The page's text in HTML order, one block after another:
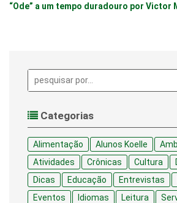
“Ode” a um tempo duradouro por Victor
Pesquisa:
Categorias
Alimentação Alunos Koelle
Atividades
Crônicas Cultura
Dicas
Educação Entrevistas
Eventos
Idiomas Leitura